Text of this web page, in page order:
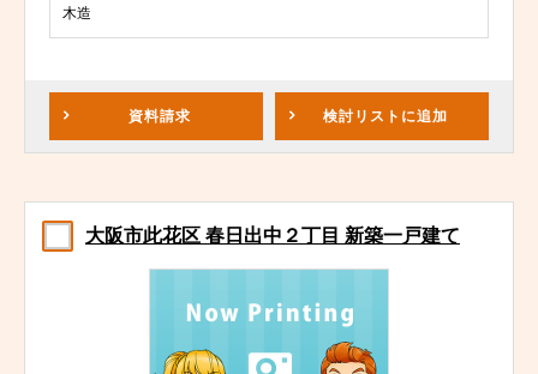
木造
資料請求 検討リスト に追加
大阪市此花区 春日出中２丁目 新築一戸建て